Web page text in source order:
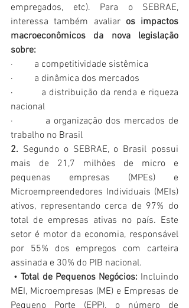
empregados, etc). Para o SEBRAE,
interessa também avaliar os impactos
macroeconômicos da nova legislação
sobre:
· a competitividade sistêmica
· a dinâmica dos mercados
· a distribuição da renda e riqueza
nacional
· a organização dos mercados de
trabalho no Brasil
2. Segundo o SEBRAE, o Brasil possui
mais de 21,7 milhões de micro e
pequenas empresas (MPEs) e
Microempreendedores Individuais (MEIs)
ativos, representando cerca de 97% do
total de empresas ativas no país. Este
setor é motor da economia, responsável
por 55% dos empregos com carteira
assinada e 30% do PIB nacional.
• Total de Pequenos Negócios: Incluindo
MEI, Microempresas (ME) e Empresas de
Pequeno Porte (EPP), o número de